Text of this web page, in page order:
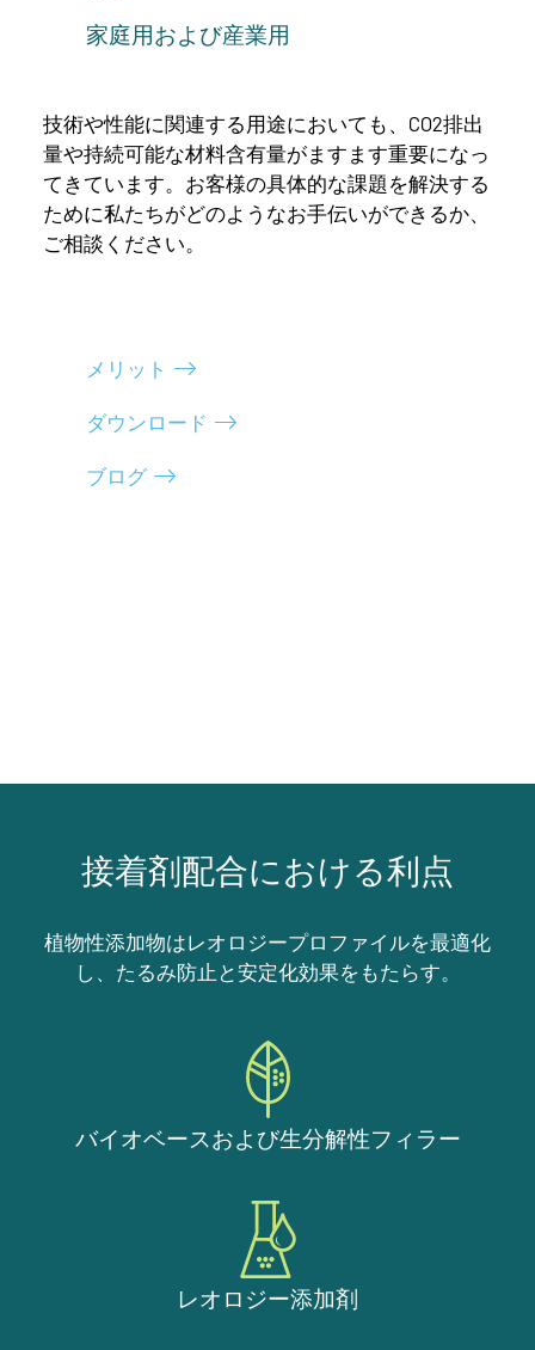
家庭用および産業用
技術や性能に関連する用途においても、CO2排出
量や持続可能な材料含有量がますます重要になっ
てきています。お客様の具体的な課題を解決する
ために私たちがどのようなお手伝いができるか、
ご相談ください。
メリット
ダウンロード
ブログ
接着剤配合における利点
植物性添加物はレオロジープロファイルを最適化
し、たるみ防止と安定化効果をもたらす。
バイオベースおよび生分解性フィラー
レオロジー添加剤